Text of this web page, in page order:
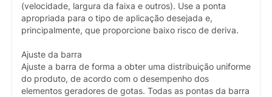
(velocidade, largura da faixa e outros). Use a ponta
apropriada para o tipo de aplicação desejada e,
principalmente, que proporcione baixo risco de deriva.
Ajuste da barra
Ajuste a barra de forma a obter uma distribuição uniforme
do produto, de acordo com o desempenho dos
elementos geradores de gotas. Todas as pontas da barra